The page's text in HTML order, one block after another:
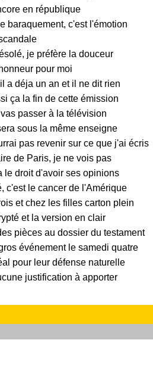
en république
baraquement, c'est l'émotion
je préfère la douceur
pour moi
a déja un an et il ne dit rien
ça la fin de cette émission
passer à la télévision
sous la même enseigne
pas revenir sur ce que j'ai écris
de Paris, je ne vois pas
le droit d'avoir ses opinions
c'est le cancer de l'Amérique
et chez les filles carton plein
et la version en clair
pièces au dossier du testament
événement le samedi quatre
pour leur défense naturelle
justification à apporter